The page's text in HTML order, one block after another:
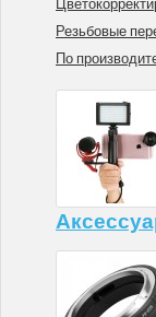
Резьбовые
По